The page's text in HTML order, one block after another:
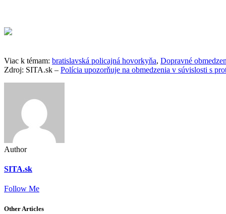
Viac k témam: bratislavská policajná hovorkyňa, Dopravné
Zdroj: SITA.sk – Polícia upozorňuje na obmedzenia v súvislosti s
Author
SITA.sk
Follow Me
Other Articles